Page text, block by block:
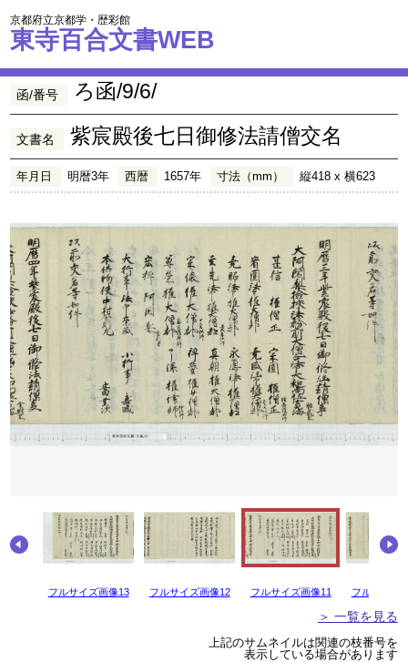
京都府立京都学・歴彩館
東寺百合文書WEB
函/番号 ろ函/9/6/
文書名 紫宸殿後七日御修法請僧交名
年月日 明暦3年 西暦 1657年 寸法（mm） 縦418 x 横623
フルサイズ画像13 フルサイズ画像12 フルサイズ画像11 フルサイズ
＞ 一覧を見る
上記のサムネイルは関連の枝番号を
表示している場合があります